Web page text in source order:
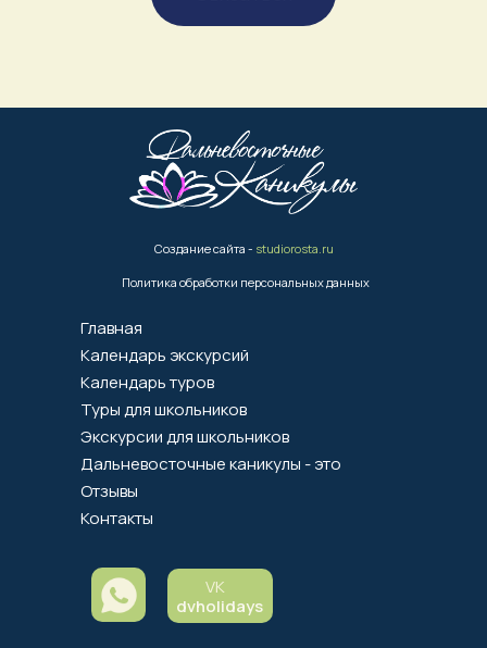
Политика обработки персональных данных
Создание сайта - studiorosta.ru
VK
dvholidays
Экскурсии для школьников
Главная
Календарь экскурсий
Календарь туров
Туры для школьников
Контакты
Отзывы
Дальневосточные каникулы - это